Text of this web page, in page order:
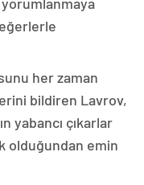
her zaman
bildiren Lavrov,
yabancı çıkarlar
olduğundan emin